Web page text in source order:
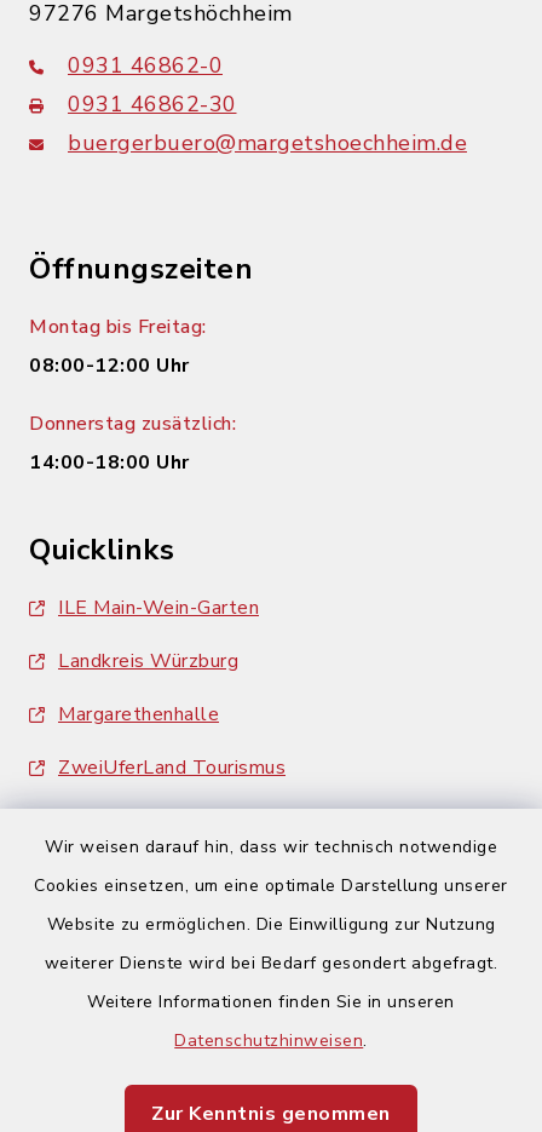
Wir weisen darauf hin, dass wir technisch notwendige
Cookies einsetzen, um eine optimale Darstellung unserer
Website zu ermöglichen. Die Einwilligung zur Nutzung
weiterer Dienste wird bei Bedarf gesondert abgefragt.
Weitere Informationen finden Sie in unseren
Datenschutzhinweisen.
Zur Kenntnis genommen
97276 Margetshöchheim
0931 46862-0
0931 46862-30
buergerbuero@margetshoechheim.de
Öffnungszeiten
Montag bis Freitag:
08:00-12:00 Uhr
Donnerstag zusätzlich:
14:00-18:00 Uhr
Quicklinks
ILE Main-Wein-Garten
Landkreis Würzburg
Margarethenhalle
ZweiUferLand Tourismus
Barrierefreiheit